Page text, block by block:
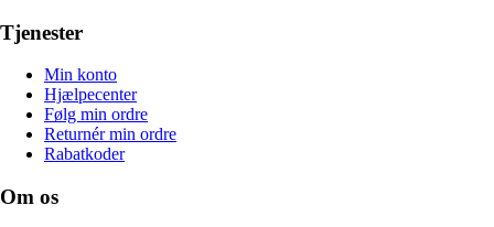
Tjenester
Min konto
Hjælpecenter
Følg min ordre
Returnér min ordre
Rabatkoder
Om os